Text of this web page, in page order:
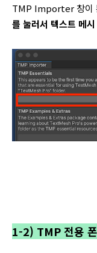
TMP Importer 창이
를 눌러서 텍스트 메
1-2) TMP 전용